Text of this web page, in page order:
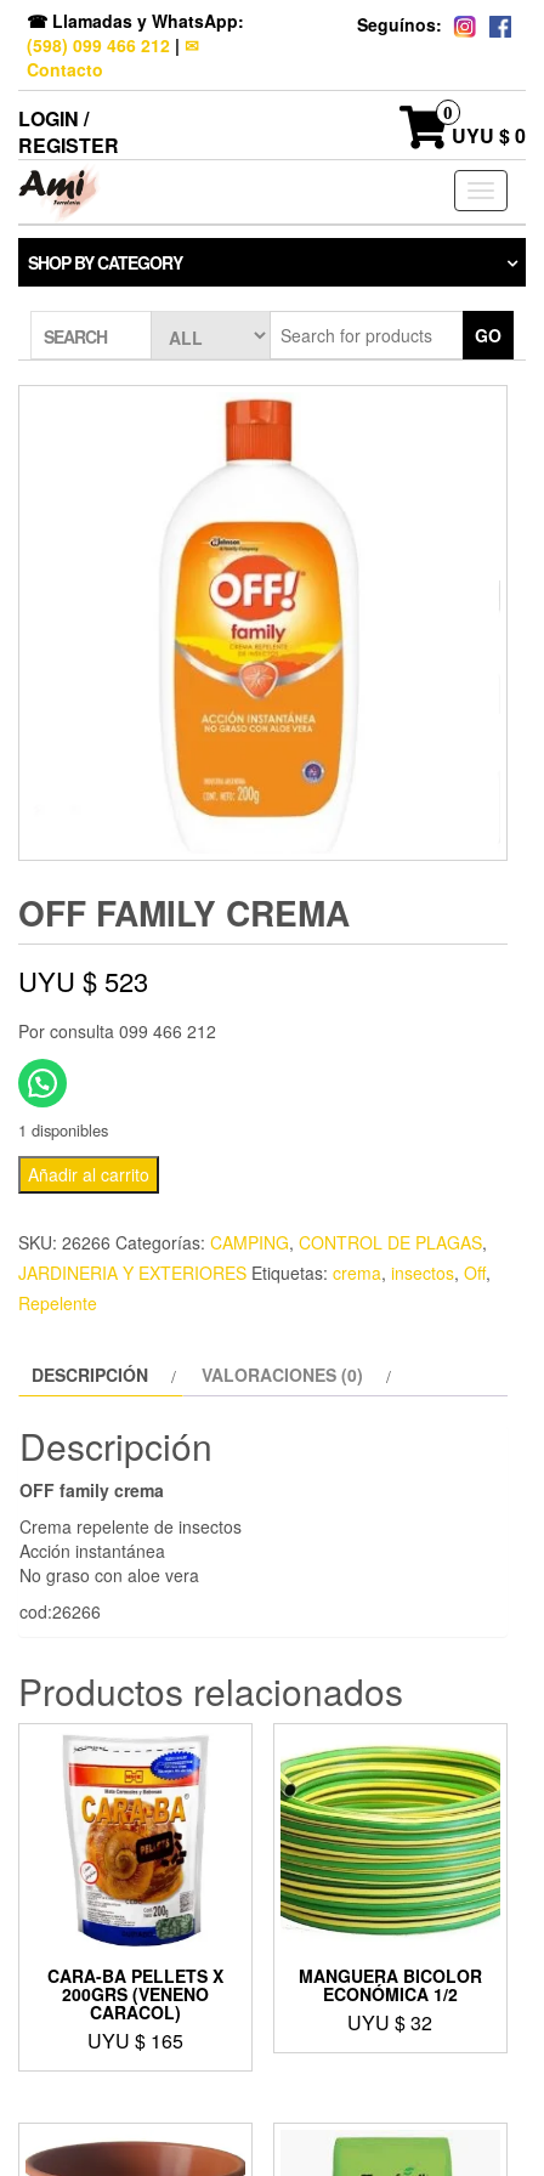
☎ Llamadas y WhatsApp:
(598) 099 466 212 | ✉
Contacto
Seguínos:
LOGIN /
REGISTER
0
UYU $ 0
Toggle
SHOP BY CATEGORY
SEARCH GO
OFF FAMILY CREMA
UYU $ 523
Por consulta 099 466 212
1 disponibles
Añadir al carrito
SKU: 26266 Categorías: CAMPING, CONTROL DE PLAGAS,
JARDINERIA Y EXTERIORES Etiquetas: crema, insectos, Off,
Repelente
DESCRIPCIÓN VALORACIONES (0)
Descripción
OFF family crema
Crema repelente de insectos
Acción instantánea
No graso con aloe vera
cod:26266
Productos relacionados
CARA-BA PELLETS X
200GRS (VENENO
CARACOL)
UYU $ 165
MANGUERA BICOLOR
ECONÓMICA 1/2
UYU $32